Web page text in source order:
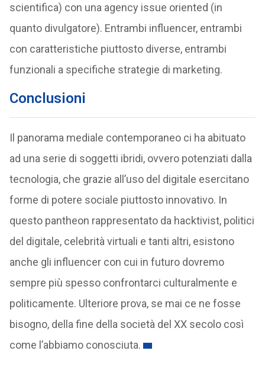
scientifica) con una agency issue oriented (in
quanto divulgatore). Entrambi influencer, entrambi
con caratteristiche piuttosto diverse, entrambi
funzionali a specifiche strategie di marketing.
Conclusioni
Il panorama mediale contemporaneo ci ha abituato
ad una serie di soggetti ibridi, ovvero potenziati dalla
tecnologia, che grazie all’uso del digitale esercitano
forme di potere sociale piuttosto innovativo. In
questo pantheon rappresentato da hacktivist, politici
del digitale, celebrità virtuali e tanti altri, esistono
anche gli influencer con cui in futuro dovremo
sempre più spesso confrontarci culturalmente e
politicamente. Ulteriore prova, se mai ce ne fosse
bisogno, della fine della società del XX secolo così
come l’abbiamo conosciuta.